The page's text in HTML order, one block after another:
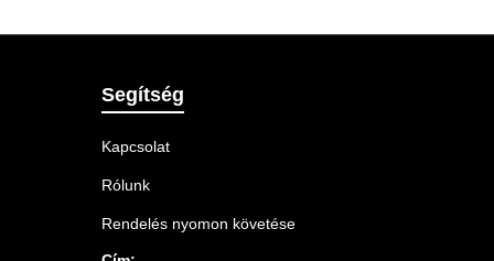
Segítség
Kapcsolat
Rólunk
Rendelés nyomon követése